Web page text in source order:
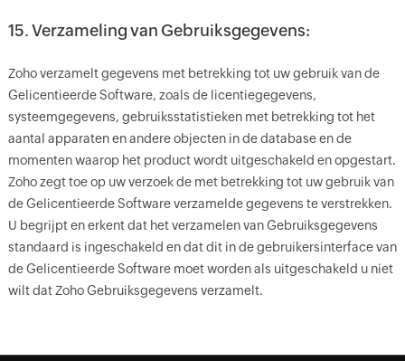
15. Verzameling van Gebruiksgegevens:
Zoho verzamelt gegevens met betrekking tot uw gebruik van de
Gelicentieerde Software, zoals de licentiegegevens,
systeemgegevens, gebruiksstatistieken met betrekking tot het
aantal apparaten en andere objecten in de database en de
momenten waarop het product wordt uitgeschakeld en opgestart.
Zoho zegt toe op uw verzoek de met betrekking tot uw gebruik van
de Gelicentieerde Software verzamelde gegevens te verstrekken.
U begrijpt en erkent dat het verzamelen van Gebruiksgegevens
standaard is ingeschakeld en dat dit in de gebruikersinterface van
de Gelicentieerde Software moet worden als uitgeschakeld u niet
wilt dat Zoho Gebruiksgegevens verzamelt.